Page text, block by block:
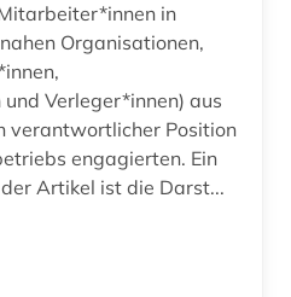
in
Organisationen,
Verleger*innen) aus
verantwortlicher Position
engagierten. Ein
Artikel ist die Darst...